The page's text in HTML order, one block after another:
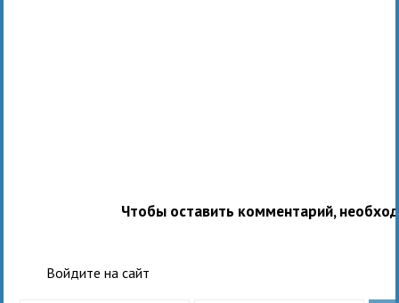
Чтобы оставить комментарий,
Войдите на сайт